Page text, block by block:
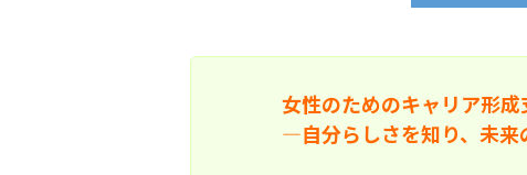
女性のためのキャリア形
―自分らしさを知り、未来